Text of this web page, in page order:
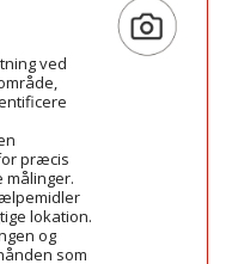
ved
præcis
målinger.
lokation.
og
som